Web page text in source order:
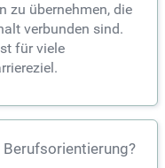
zu übernehmen, die
verbunden sind.
für viele